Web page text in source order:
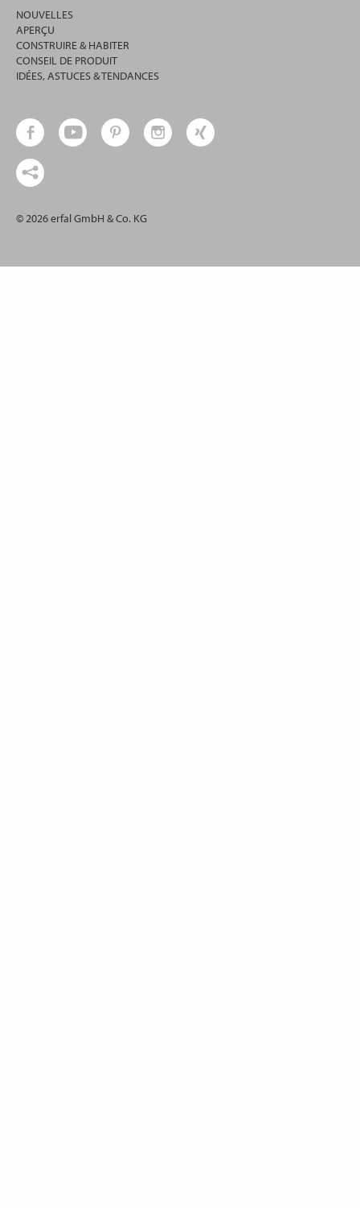
NOUVELLES
APERÇU
CONSTRUIRE & HABITER
CONSEIL DE PRODUIT
IDÉES, ASTUCES & TENDANCES
© 2026 erfal GmbH & Co. KG